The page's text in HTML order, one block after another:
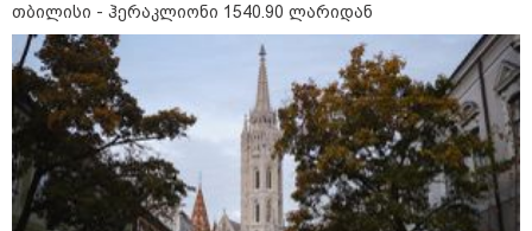
14:14 / 06-08-2026
"მეც ერთ-ერთი მათგანი ვიყავი, ვინც
ლიფტში გაიჭედა" - ლევან მახაშვილი
09:35 / 07-08-2026
თბილისი - ჰერაკლიონი 1540.90 ლარიდან